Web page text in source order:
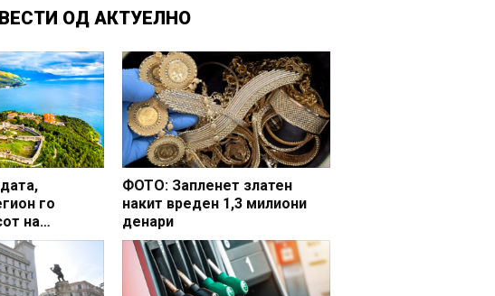
ОД АКТУЕЛНО
го
на
културно
ФОТО: Запленет златен
накит вреден 1,3 милиони
денари